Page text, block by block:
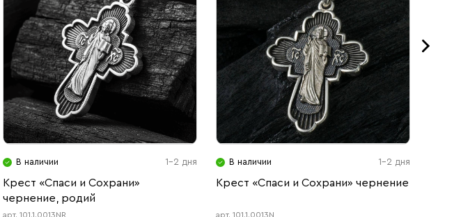
В наличии 1-2 дня
Крест «Спаси и Сохрани»
чернение, родий
арт. 101.1.0013NR
В наличии 1-2 дня
Крест «Спаси и Сохрани» чернение
арт. 101.1.0013N